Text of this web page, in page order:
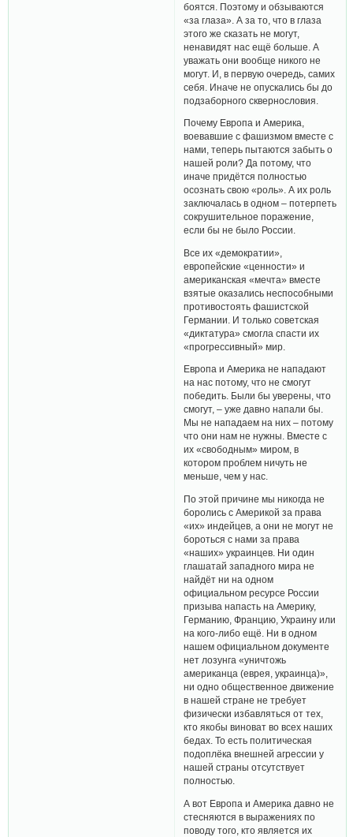
боятся. Поэтому и обзываются
«за глаза». А за то, что в глаза
этого же сказать не могут,
ненавидят нас ещё больше. А
уважать они вообще никого не
могут. И, в первую очередь, самих
себя. Иначе не опускались бы до
подзаборного сквернословия.
Почему Европа и Америка,
воевавшие с фашизмом вместе с
нами, теперь пытаются забыть о
нашей роли? Да потому, что
иначе придётся полностью
осознать свою «роль». А их роль
заключалась в одном – потерпеть
сокрушительное поражение,
если бы не было России.
Все их «демократии»,
европейские «ценности» и
американская «мечта» вместе
взятые оказались неспособными
противостоять фашистской
Германии. И только советская
«диктатура» смогла спасти их
«прогрессивный» мир.
Европа и Америка не нападают
на нас потому, что не смогут
победить. Были бы уверены, что
смогут, – уже давно напали бы.
Мы не нападаем на них – потому
что они нам не нужны. Вместе с
их «свободным» миром, в
котором проблем ничуть не
меньше, чем у нас.
По этой причине мы никогда не
боролись с Америкой за права
«их» индейцев, а они не могут не
бороться с нами за права
«наших» украинцев. Ни один
глашатай западного мира не
найдёт ни на одном
официальном ресурсе России
призыва напасть на Америку,
Германию, Францию, Украину или
на кого-либо ещё. Ни в одном
нашем официальном документе
нет лозунга «уничтожь
американца (еврея, украинца)»,
ни одно общественное движение
в нашей стране не требует
физически избавляться от тех,
кто якобы виноват во всех наших
бедах. То есть политическая
подоплёка внешней агрессии у
нашей страны отсутствует
полностью.
А вот Европа и Америка давно не
стесняются в выражениях по
поводу того, кто является их